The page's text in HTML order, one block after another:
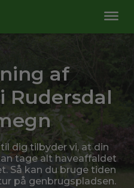
af
Rudersdal
dig tilbyder vi, at din
tage alt haveaffaldet
Så kan du bruge tiden
på genbrugspladsen.